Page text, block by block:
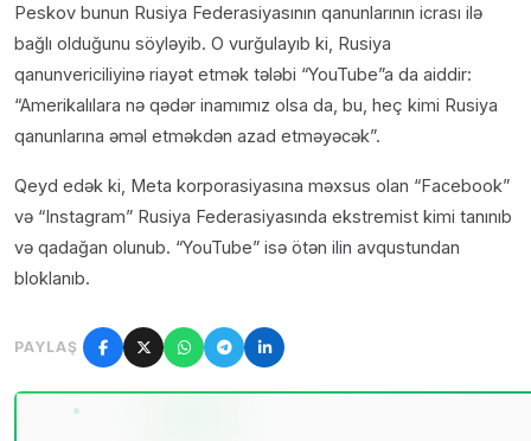
Peskov bunun Rusiya Federasiyasının qanunlarının icrası ilə
bağlı olduğunu söyləyib. O vurğulayıb ki, Rusiya
qanunvericiliyinə riayət etmək tələbi “YouTube”a da aiddir:
“Amerikalılara nə qədər inamımız olsa da, bu, heç kimi Rusiya
qanunlarına əməl etməkdən azad etməyəcək”.
Qeyd edək ki, Meta korporasiyasına məxsus olan “Facebook”
və “Instagram” Rusiya Federasiyasında ekstremist kimi tanınıb
və qadağan olunub. “YouTube” isə ötən ilin avqustundan
bloklanıb.
PAYLAŞ